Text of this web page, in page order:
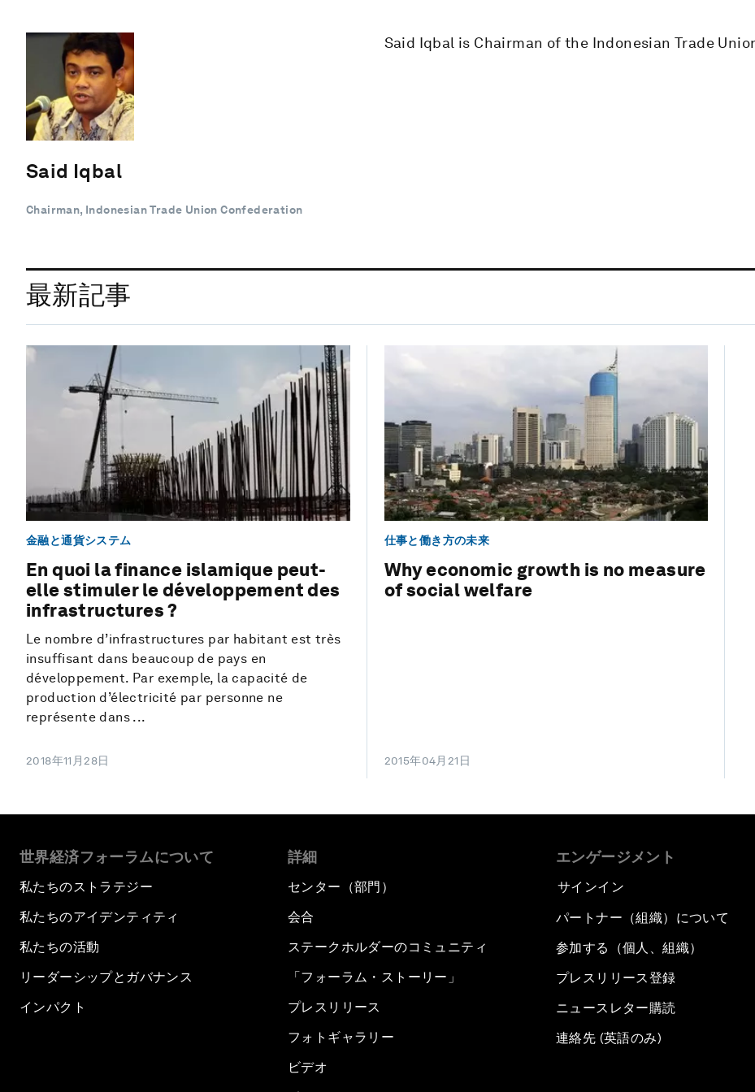
Said Iqbal
Chairman, Indonesian Trade Union Confederation
Said Iqbal is Chairman of the Indonesian Trade
最新記事
金融と通貨システム
En quoi la finance islamique peut-
elle stimuler le développement des
infrastructures ?
Le nombre d’infrastructures par habitant est très
insuffisant dans beaucoup de pays en
développement. Par exemple, la capacité de
production d’électricité par personne ne
représente dans ...
2018年11月28日
仕事と働き方の未来
Why economic growth is no measure
of social welfare
2015年04月21日
世界経済フォーラムについて
私たちのストラテジー
私たちのアイデンティティ
私たちの活動
リーダーシップとガバナンス
インパクト
詳細
センター（部門）
会合
ステークホルダーのコミュニティ
「フォーラム・ストーリー」
プレスリリース
フォトギャラリー
ビデオ
エンゲージメント
サインイン
パートナー（組織）について
参加する（個人、組織）
プレスリリース登録
ニュースレター購読
連絡先 (英語のみ)